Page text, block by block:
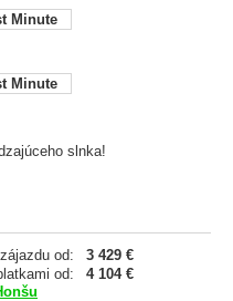
Minute
Minute
slnka!
od:
3 429 €
od:
4 104 €